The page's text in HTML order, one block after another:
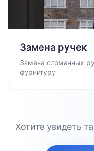
Замена ручек
Замена сломанных
фурнитуру
Хотите увидеть